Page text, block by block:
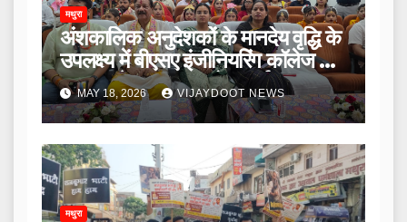
मथुरा
अंशकालिक अनुदेशकों के मानदेय वृद्धि के
उपलक्ष्य में बीएसए इंजीनियरिंग कॉलेज के
सभागार में सम्मान समारोह कार्यक्रम का
हुआ आयोजन।
MAY 18, 2026 VIJAYDOOT NEWS
मथुरा